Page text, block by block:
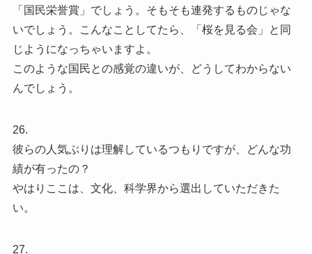
「国民栄誉賞」でしょう。そもそも連発するものじゃな
いでしょう。こんなことしてたら、「桜を見る会」と同
じようになっちゃいますよ。
このような国民との感覚の違いが、どうしてわからない
んでしょう。
26.
彼らの人気ぶりは理解しているつもりですが、どんな功
績が有ったの？
やはりここは、文化、科学界から選出していただきた
い。
27.